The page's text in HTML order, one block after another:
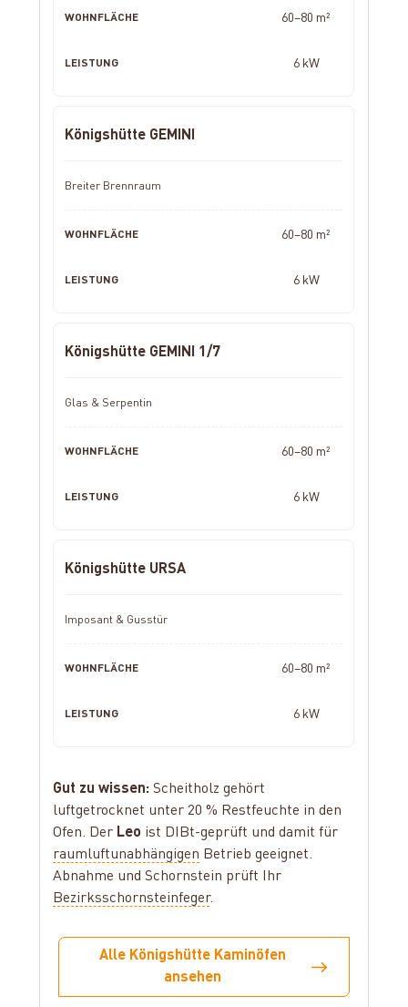
60–80 m²
6 kW
Königshütte GEMINI
Breiter Brennraum
60–80 m²
6 kW
Königshütte GEMINI 1/7
Glas & Serpentin
60–80 m²
6 kW
Königshütte URSA
Imposant & Gusstür
60–80 m²
6 kW
Gut zu wissen: Scheitholz gehört
luftgetrocknet unter 20 % Restfeuchte in den
Ofen. Der Leo ist DIBt-geprüft und damit für
raumluftunabhängigen Betrieb geeignet.
Abnahme und Schornstein prüft Ihr
Bezirksschornsteinfeger.
Alle Königshütte Kaminöfen
ansehen